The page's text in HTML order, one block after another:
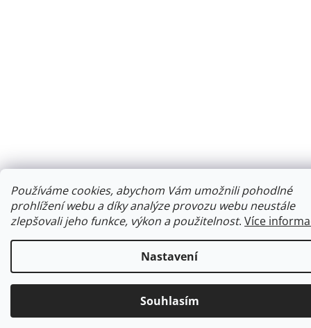
Používáme cookies, abychom Vám umožnili pohodlné
prohlížení webu a díky analýze provozu webu neustále
zlepšovali jeho funkce, výkon a použitelnost. Více
Nastavení
Souhlasím